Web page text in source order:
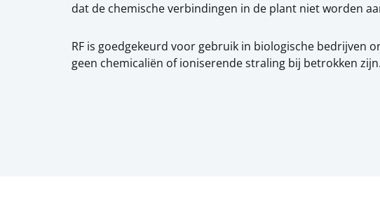
dat de chemische verbindingen in de plant niet worden
RF is goedgekeurd voor gebruik in biologische bedrijven
geen chemicaliën of ioniserende straling bij betrokken zijn.